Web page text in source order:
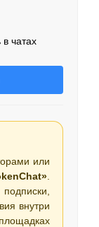
чатах
или
внутри